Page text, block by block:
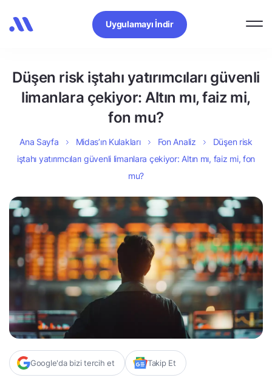
Uygulamayı İndir
Düşen risk iştahı yatırımcıları güvenli
limanlara çekiyor: Altın mı, faiz mi,
fon mu?
Ana Sayfa Midas’ın Kulakları Fon Analiz
Düşen risk
iştahı yatırımcıları güvenli limanlara çekiyor: Altın mı, faiz mi, fon
mu?
Google'da bizi tercih et Takip Et